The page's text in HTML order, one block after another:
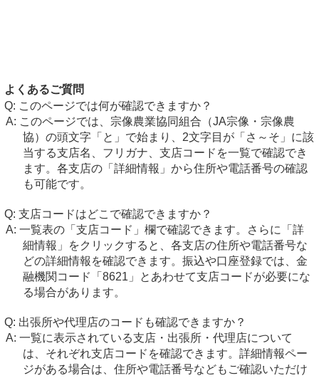
よくあるご質問
このページでは何が確認できますか？
このページでは、宗像農業協同組合（JA宗像・宗像農
協）の頭文字「と」で始まり、2文字目が「さ～そ」に該
当する支店名、フリガナ、支店コードを一覧で確認でき
ます。各支店の「詳細情報」から住所や電話番号の確認
も可能です。
支店コードはどこで確認できますか？
一覧表の「支店コード」欄で確認できます。さらに「詳
細情報」をクリックすると、各支店の住所や電話番号な
どの詳細情報を確認できます。振込や口座登録では、金
融機関コード「8621」とあわせて支店コードが必要にな
る場合があります。
出張所や代理店のコードも確認できますか？
一覧に表示されている支店・出張所・代理店について
は、それぞれ支店コードを確認できます。詳細情報ペー
ジがある場合は、住所や電話番号などもご確認いただけ